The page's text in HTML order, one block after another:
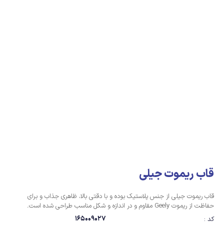
قاب ریموت جیلی
قاب ریموت جیلی از جنس پلاستیک بوده و با دقتی ‏بالا، ظاهری جذاب و برای
حفاظت از ریموت Geely مقاوم و در اندازه و شکل مناسب طراحی شده است.‏
کد :
165009027